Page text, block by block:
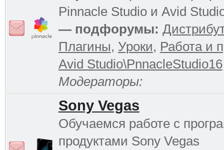
Pinnacle Studio и Avid
— подфорумы:
Плагины, Уроки, Работа и
Avid Studio\PnnacleStudio16
Модераторы:
Sony Vegas
Обучаемся работе с
продуктами Sony Vegas